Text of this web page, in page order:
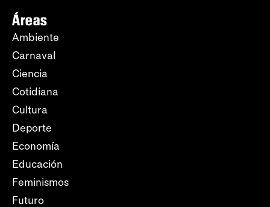
Áreas
Ambiente
Carnaval
Ciencia
Cotidiana
Cultura
Deporte
Economía
Educación
Feminismos
Futuro